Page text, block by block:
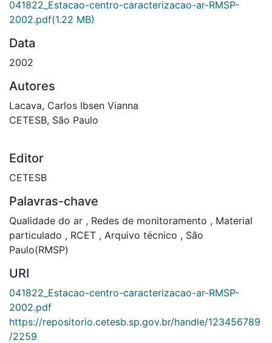
041822_Estacao-centro-caracterizacao-ar-RMSP-
2002.pdf(1.22 MB)
Data
2002
Autores
Lacava, Carlos Ibsen Vianna
CETESB, São Paulo
Editor
CETESB
Palavras-chave
Qualidade do ar , Redes de monitoramento , Material
particulado , RCET , Arquivo técnico , São
Paulo(RMSP)
URI
041822_Estacao-centro-caracterizacao-ar-RMSP-
2002.pdf
https://repositorio.cetesb.sp.gov.br/handle/123456789
/2259